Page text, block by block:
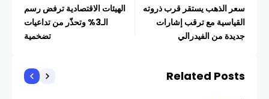
سعر الذهب يستقر قرب ذروته
القياسية مع ترقب إشارات
جديدة من الفيدرالي
الهيئات الاقتصادية ترفض رسم
الـ3% وتحذّر من تداعيات
تضخمية
Related Posts